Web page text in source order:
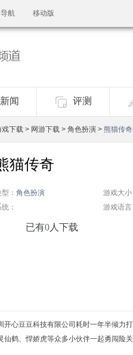
航 移动版
新闻 评测
戏下载 > 网游下载 > 角色扮演 > 熊猫传奇
猫传奇
： 角色扮演
游戏大小
：
游戏语言
已有0 人下载
开心豆豆科技有限公司耗时一年半倾力
仙鹤、悍娇虎等众多小伙伴一起勇闯险